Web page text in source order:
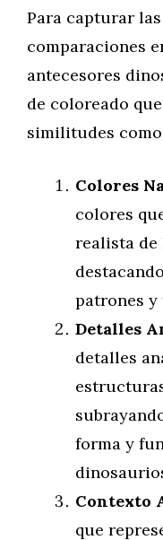
Para capturar
comparaciones
antecesores
de coloreado
similitudes
Colores
colores
realista de
patrones y
Detalles
detalles
forma y
Contexto
que